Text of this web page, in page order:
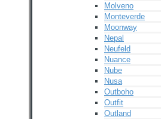
Molveno
Monteverde
Moonway
Nepal
Neufeld
Nuance
Nube
Nusa
Outboho
Outfit
Outland